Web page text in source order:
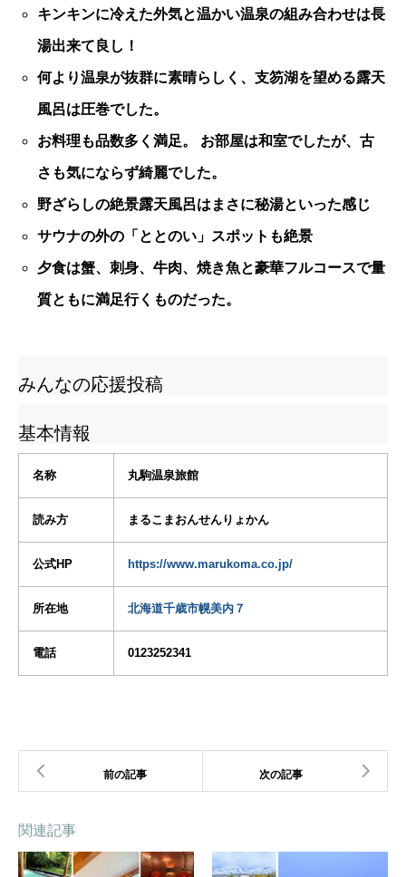
キンキンに冷えた外気と温かい温泉の組み合わせは長
湯出来て良し！
何より温泉が抜群に素晴らしく、支笏湖を望める露天
風呂は圧巻でした。
お料理も品数多く満足。 お部屋は和室でしたが、古
さも気にならず綺麗でした。
野ざらしの絶景露天風呂はまさに秘湯といった感じ
サウナの外の「ととのい」スポットも絶景
夕食は蟹、刺身、牛肉、焼き魚と豪華フルコースで量
質ともに満足行くものだった。
みんなの応援投稿
基本情報
名称 丸駒温泉旅館
読み方 まるこまおんせんりょかん
公式HP https://www.marukoma.co.jp/
所在地 北海道千歳市幌美内７
電話 0123252341
関連記事